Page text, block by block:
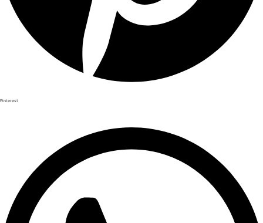
Pinterest